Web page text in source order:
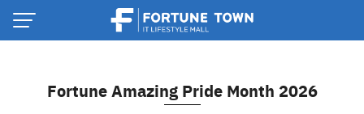
Skip
Fortune Amazing Pride Month 2026